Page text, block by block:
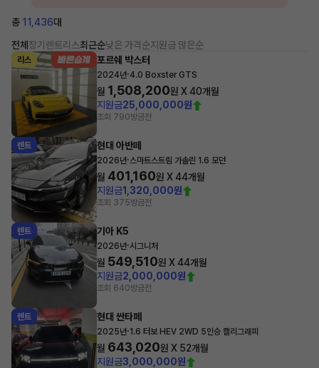
총 11,436대
전체 장기렌트리스최근순낮은 가격순지원금 많은순
리스 포르쉐 박스터
2024년·4.0 Boxster GTS
월 1,508,200원 X40개월
지원금25,000,000원
조회 790방금전
렌트 현대 아반떼
2026년·스마트스트림 가솔린 1.6 모던
월 401,160원 X44개월
지원금1,320,000원
조회 375방금전
렌트 기아 K5
2026년·시그니처
월 549,510원 X44개월
지원금2,000,000원
조회 640방금전
렌트 현대 싼타페
2025년·1.6 터보 HEV 2WD 5인승 캘리그래피
월 643,020원 X 52개월
지원금3,000,000원